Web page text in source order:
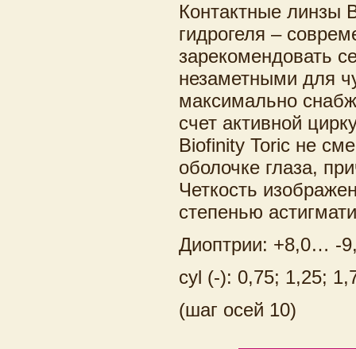
Контактные линзы
гидрогеля –
зарекомендовать
незаметными для
максимально
счет активной
Biofinity Toric не
оболочке глаза,
Четкость
степенью
Диоптрии: +8,0… -
cyl (-): 0,75; 1,25;
(шаг осей 10)